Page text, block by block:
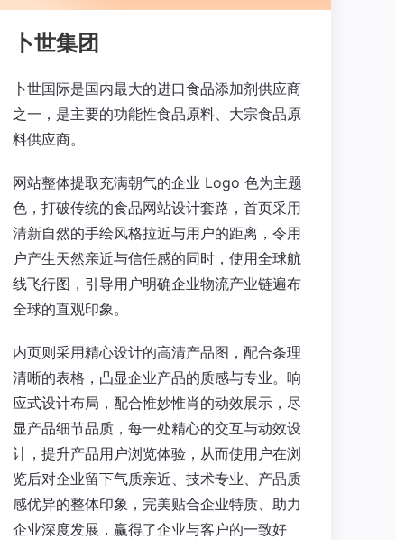
卜世集团
卜世国际是国内最大的进口食品添加剂供应商
之一，是主要的功能性食品原料、大宗食品原
料供应商。
网站整体提取充满朝气的企业 Logo 色为主题
色，打破传统的食品网站设计套路，首页采用
清新自然的手绘风格拉近与用户的距离，令用
户产生天然亲近与信任感的同时，使用全球航
线飞行图，引导用户明确企业物流产业链遍布
全球的直观印象。
内页则采用精心设计的高清产品图，配合条理
清晰的表格，凸显企业产品的质感与专业。响
应式设计布局，配合惟妙惟肖的动效展示，尽
显产品细节品质，每一处精心的交互与动效设
计，提升产品用户浏览体验，从而使用户在浏
览后对企业留下气质亲近、技术专业、产品质
感优异的整体印象，完美贴合企业特质、助力
企业深度发展，赢得了企业与客户的一致好